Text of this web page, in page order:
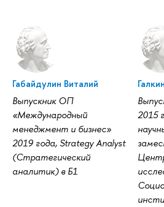
Габайдулин Виталий
Выпускник ОП
«Международный
менеджмент и бизнес»
2019 года, Strategy Analyst
(Стратегический
аналитик) в Б1
2015